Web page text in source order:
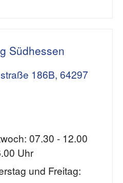
Südhessen
186B, 64297
07.30 - 12.00
Uhr
und Freitag: